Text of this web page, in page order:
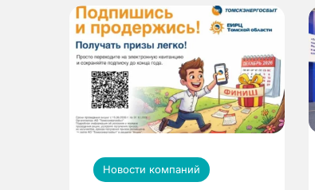
Новости компаний